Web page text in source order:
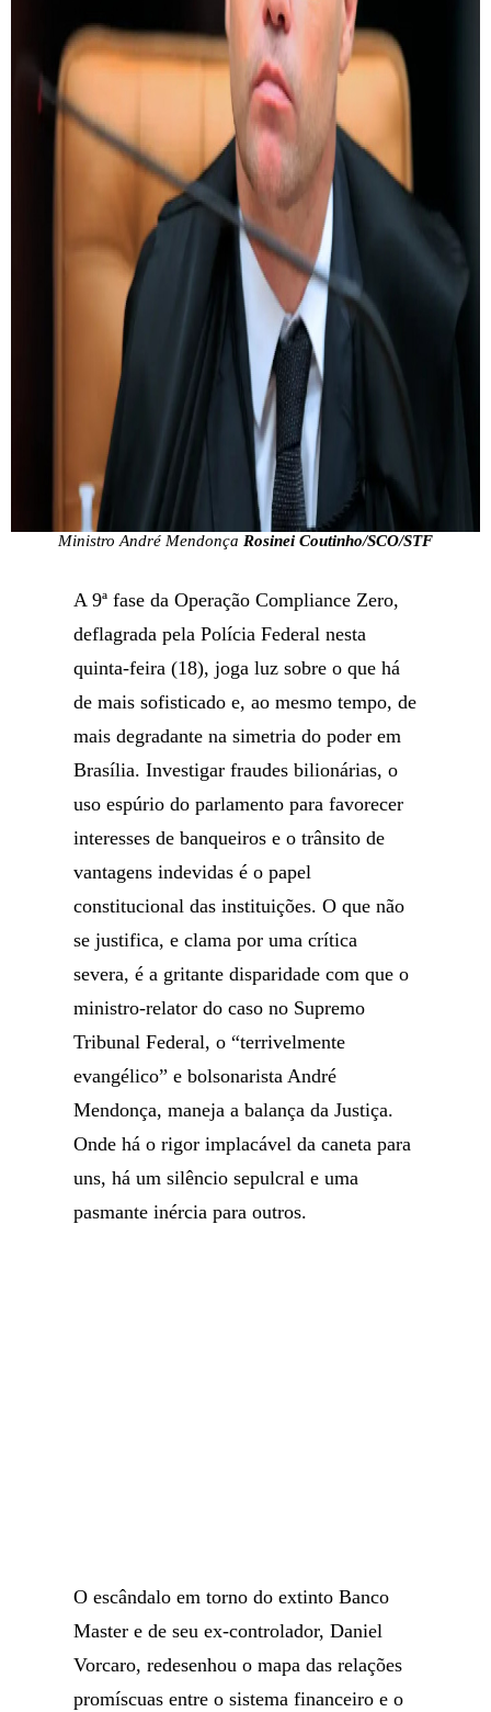
Ministro André Mendonça Rosinei Coutinho/SCO/STF
A 9ª fase da Operação Compliance Zero,
deflagrada pela Polícia Federal nesta
quinta-feira (18), joga luz sobre o que há
de mais sofisticado e, ao mesmo tempo, de
mais degradante na simetria do poder em
Brasília. Investigar fraudes bilionárias, o
uso espúrio do parlamento para favorecer
interesses de banqueiros e o trânsito de
vantagens indevidas é o papel
constitucional das instituições. O que não
se justifica, e clama por uma crítica
severa, é a gritante disparidade com que o
ministro-relator do caso no Supremo
Tribunal Federal, o “terrivelmente
evangélico” e bolsonarista André
Mendonça, maneja a balança da Justiça.
Onde há o rigor implacável da caneta para
uns, há um silêncio sepulcral e uma
pasmante inércia para outros.
O escândalo em torno do extinto Banco
Master e de seu ex-controlador, Daniel
Vorcaro, redesenhou o mapa das relações
promíscuas entre o sistema financeiro e o